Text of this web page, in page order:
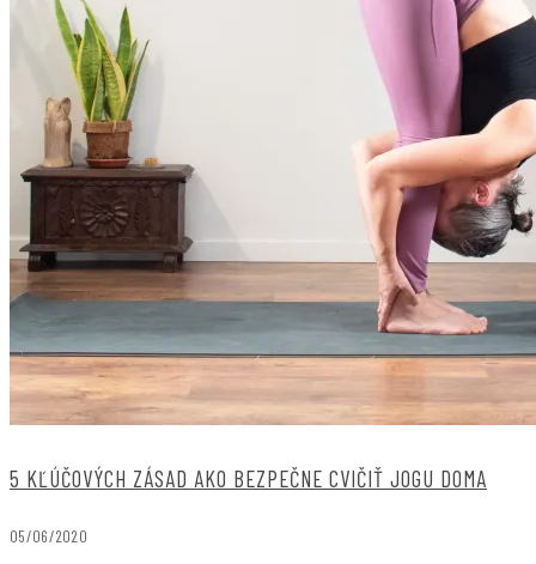
5 KĽÚČOVÝCH ZÁSAD AKO BEZPEČNE CVIČIŤ JOGU DOMA
05/06/2020